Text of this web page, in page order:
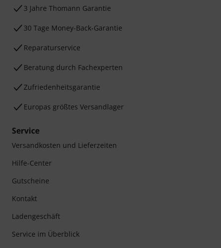
3 Jahre Thomann Garantie
30 Tage Money-Back-Garantie
Reparaturservice
Beratung durch Fachexperten
Zufriedenheitsgarantie
Europas größtes Versandlager
Service
Versandkosten und Lieferzeiten
Hilfe-Center
Gutscheine
Kontakt
Ladengeschäft
Service im Überblick